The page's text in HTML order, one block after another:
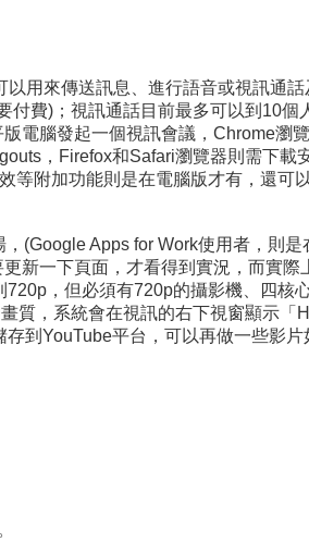
用來傳送訊息、進行語音或視訊通
付費)；視訊通話目前最多可以到10個
電腦發起一個視訊會議，Chrome瀏
，Firefox和Safari瀏覽器則需下載
等附加功能則是在電腦版才有，還可
(Google Apps for Work使用者，則
新一下頁面，才看得到實況，而實
，但必須有720p的攝影機、四核
質，系統會在視訊的右下視窗顯示
存到YouTube平台，可以再做一些影